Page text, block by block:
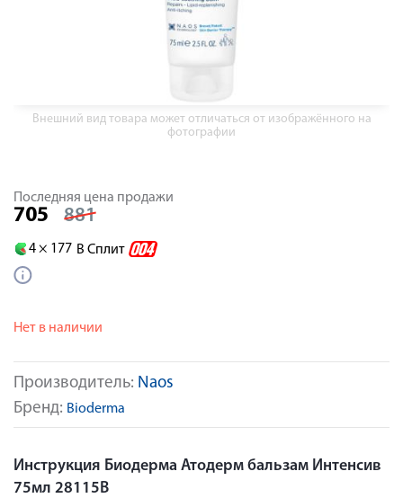
Внешний вид товара может отличаться от изображённого на
фотографии
Производитель: Naos
Бренд: Bioderma
Последняя цена продажи
705 881
4 × 177 В Сплит
Нет в наличии
Инструкция Биодерма Атодерм бальзам Интенсив
75мл 28115B